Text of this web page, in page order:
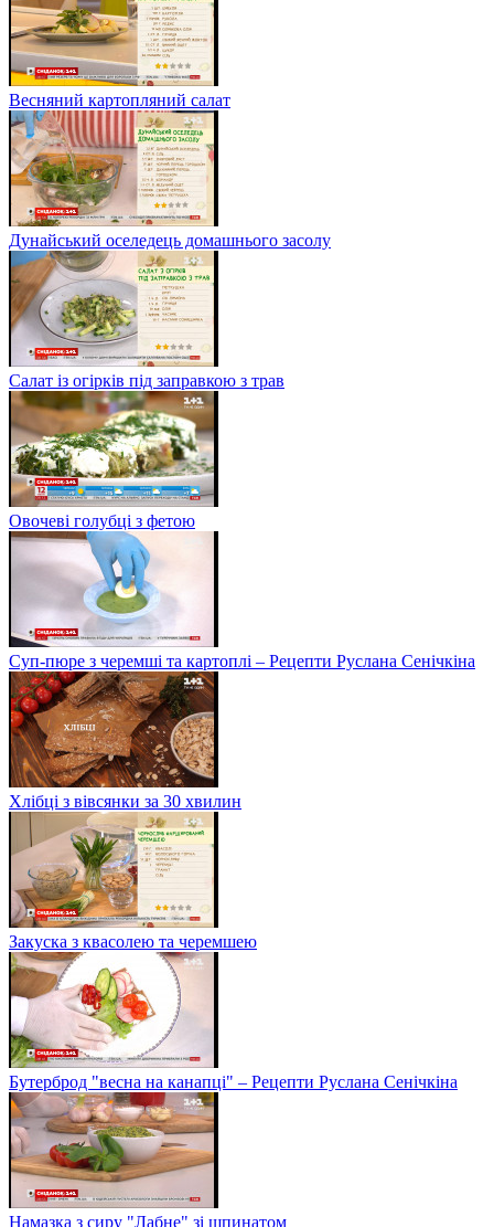
Весняний картопляний салат
Дунайський оселедець домашнього засолу
Салат із огірків під заправкою з трав
Овочеві голубці з фетою
Суп-пюре з черемші та картоплі – Рецепти Руслана Сенічкіна
Хлібці з вівсянки за 30 хвилин
Закуска з квасолею та черемшею
Бутерброд "весна на канапці" – Рецепти Руслана Сенічкіна
Намазка з сиру "Лабне" зі шпинатом